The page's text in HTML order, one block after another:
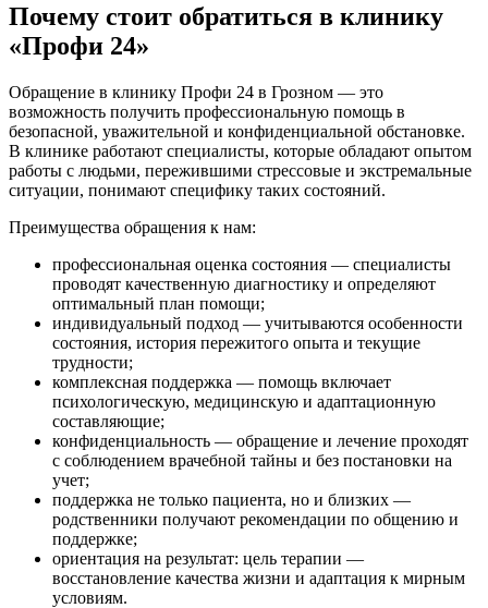
Почему стоит обратиться в клинику
«Профи 24»
Обращение в клинику Профи 24 в Грозном — это
возможность получить профессиональную помощь в
безопасной, уважительной и конфиденциальной обстановке.
В клинике работают специалисты, которые обладают опытом
работы с людьми, пережившими стрессовые и экстремальные
ситуации, понимают специфику таких состояний.
Преимущества обращения к нам:
профессиональная оценка состояния — специалисты
проводят качественную диагностику и определяют
оптимальный план помощи;
индивидуальный подход — учитываются особенности
состояния, история пережитого опыта и текущие
трудности;
комплексная поддержка — помощь включает
психологическую, медицинскую и адаптационную
составляющие;
конфиденциальность — обращение и лечение проходят
с соблюдением врачебной тайны и без постановки на
учет;
поддержка не только пациента, но и близких —
родственники получают рекомендации по общению и
поддержке;
ориентация на результат: цель терапии —
восстановление качества жизни и адаптация к мирным
условиям.